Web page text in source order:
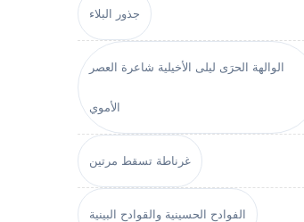
جذور البلاء
الوالهة الحرَى ليلى الأخيلية شاعرة العصر
الأموي
غرناطة تسقط مرتين
الفوادح الحسينية والقوادح البينية